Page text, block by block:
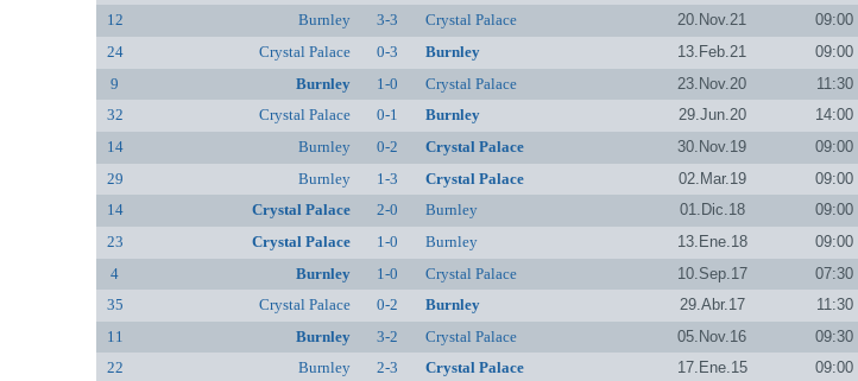
12
Burnley 3-3 Crystal Palace 20.Nov.21 09:00
24
Crystal Palace 0-3 Burnley 13.Feb.21 09:00
9
Burnley 1-0 Crystal Palace 23.Nov.20 11:30
32
Crystal Palace 0-1 Burnley 29.Jun.20 14:00
14
Burnley 0-2 Crystal Palace 30.Nov.19 09:00
29
Burnley 1-3 Crystal Palace 02.Mar.19 09:00
14
Crystal Palace 2-0 Burnley 01.Dic.18 09:00
23
Crystal Palace 1-0 Burnley 13.Ene.18 09:00
4
Burnley 1-0 Crystal Palace 10.Sep.17 07:30
35
Crystal Palace 0-2 Burnley 29.Abr.17 11:30
11
Burnley 3-2 Crystal Palace 05.Nov.16 09:30
22
Burnley 2-3 Crystal Palace 17.Ene.15 09:00